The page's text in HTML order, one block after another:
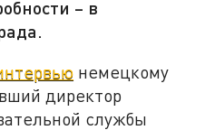
– в
немецкому
директор
службы